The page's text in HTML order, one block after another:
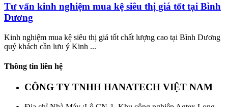
Tư vấn kinh nghiệm mua kệ siêu thị giá tốt tại Bình
Dương
Kinh nghiệm mua kệ siêu thị giá tốt chất lượng cao tại Bình Dương
quý khách cần lưu ý Kinh ...
Thông tin liên hệ
CÔNG TY TNHH HANATECH VIỆT NAM